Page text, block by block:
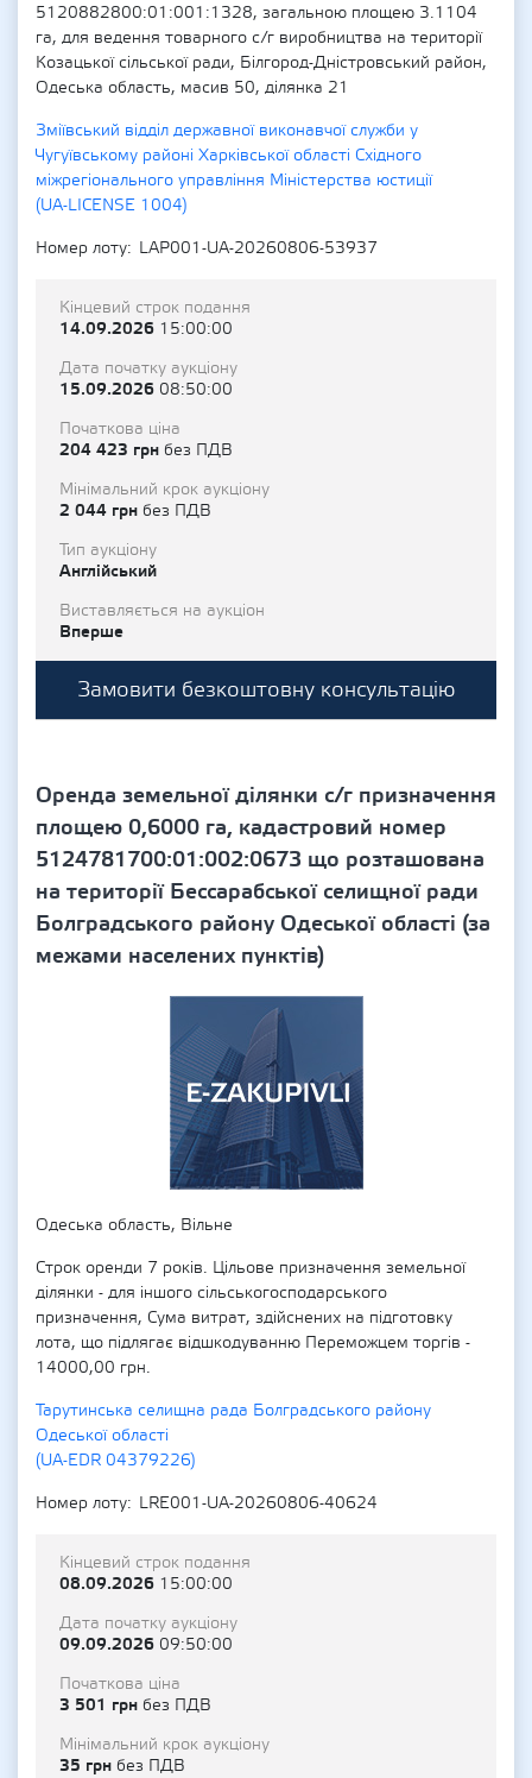
5120882800:01:001:1328, загальною площею 3.1104
га, для ведення товарного с/г виробництва на території
Козацької сільської ради, Білгород-Дністровський район,
Одеська область, масив 50, ділянка 21
Зміївський відділ державної виконавчої служби у
Чугуївському районі Харківської області Східного
міжрегіонального управління Міністерства юстиції
(UA-LICENSE 1004)
Номер лоту
LAP001-UA-20260806-53937
Кінцевий строк подання
14.09.2026 15:00:00
Дата початку аукціону
15.09.2026 08:50:00
Початкова ціна
204 423 грн без ПДВ
Мінімальний крок аукціону
2 044 грн без ПДВ
Тип аукціону
Англійський
Виставляється на аукціон
Вперше
Замовити безкоштовну консультацію
Оренда земельної ділянки с/г призначення
площею 0,6000 га, кадастровий номер
5124781700:01:002:0673 що розташована
на території Бессарабської селищної ради
Болградського району Одеської області (за
межами населених пунктів)
Одеська область, Вільне
Строк оренди 7 років. Цільове призначення земельної
ділянки - для іншого сільськогосподарського
призначення, Сума витрат, здійснених на підготовку
лота, що підлягає відшкодуванню Переможцем торгів -
14000,00 грн.
Тарутинська селищна рада Болградського району
Одеської області
(UA-EDR 04379226)
Номер лоту
LRE001-UA-20260806-40624
Кінцевий строк подання
08.09.2026 15:00:00
Дата початку аукціону
09.09.2026 09:50:00
Початкова ціна
3 501 грн без ПДВ
Мінімальний крок аукціону
35 грн без ПДВ